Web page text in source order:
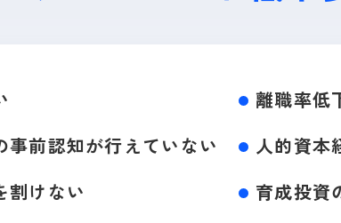
事前認知が行えていない
割けない
離職率低
人的資本
育成投資